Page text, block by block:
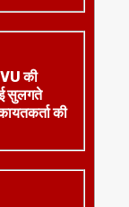
की
सुलगते
की